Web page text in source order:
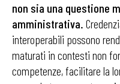
non sia una questione
amministrativa.
interoperabili possono
maturati in contesti non
competenze, facilitare la